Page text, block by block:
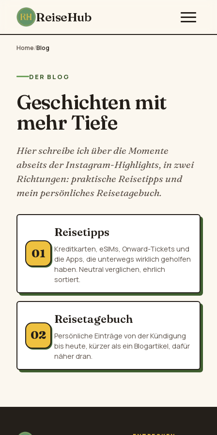
ReiseHub
Home/Blog
DER BLOG
Geschichten mit
mehr Tiefe
Hier schreibe ich über die Momente
abseits der Instagram-Highlights, in zwei
Richtungen: praktische Reisetipps und
mein persönliches Reisetagebuch.
01
Reisetipps
Kreditkarten, eSIMs, Onward-Tickets und
die Apps, die unterwegs wirklich geholfen
haben. Neutral verglichen, ehrlich
sortiert.
02
Reisetagebuch
Persönliche Einträge von der Kündigung
bis heute, kürzer als ein Blogartikel, dafür
näher dran.